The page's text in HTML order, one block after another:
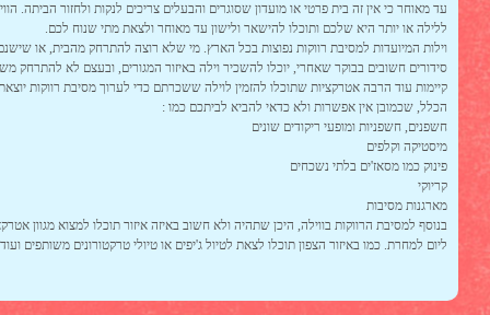
עד מאוחר כי אין זה בית פרטי או מועדון שסוגרים והבעלים צריכים לנקות ולחזור הביתה.
ללילה או יותר היא שלכם ותוכלו להישאר ולישון עד מאוחר ולצאת מתי שנוח לכם.
וילות המיועדות למסיבת רווקות נפוצות בכל הארץ. מי שלא רוצה להתרחק מהבית, או
סידורים חשובים בבוקר שאחרי, יוכלו להשכיר וילה באיזור המגורים, ובעצם לא להתרחק
קיימות עוד הרבה אטרקציות שתוכלו להזמין לוילה ששכרתם כדי לערוך מסיבת רווקות
הכלל, שכמובן אין אפשרות ולא כדאי להביא לביתכם כמו :
חשפנים, חשפניות ומופעי ריקודים שונים
מיסטיקה וקלפים
פינוק כמו מסאז'ים בלתי נשכחים
קריוקי
מארגנות מסיבות
בנוסף למסיבת הרווקות בווילה, היכן שתהיה ולא חשוב באיזה איזור תוכלו למצוא מגוון
ליום למחרת. כמו באיזור הצפון תוכלו לצאת לטיול ג'יפים או טיולי טרקטורונים משותפים